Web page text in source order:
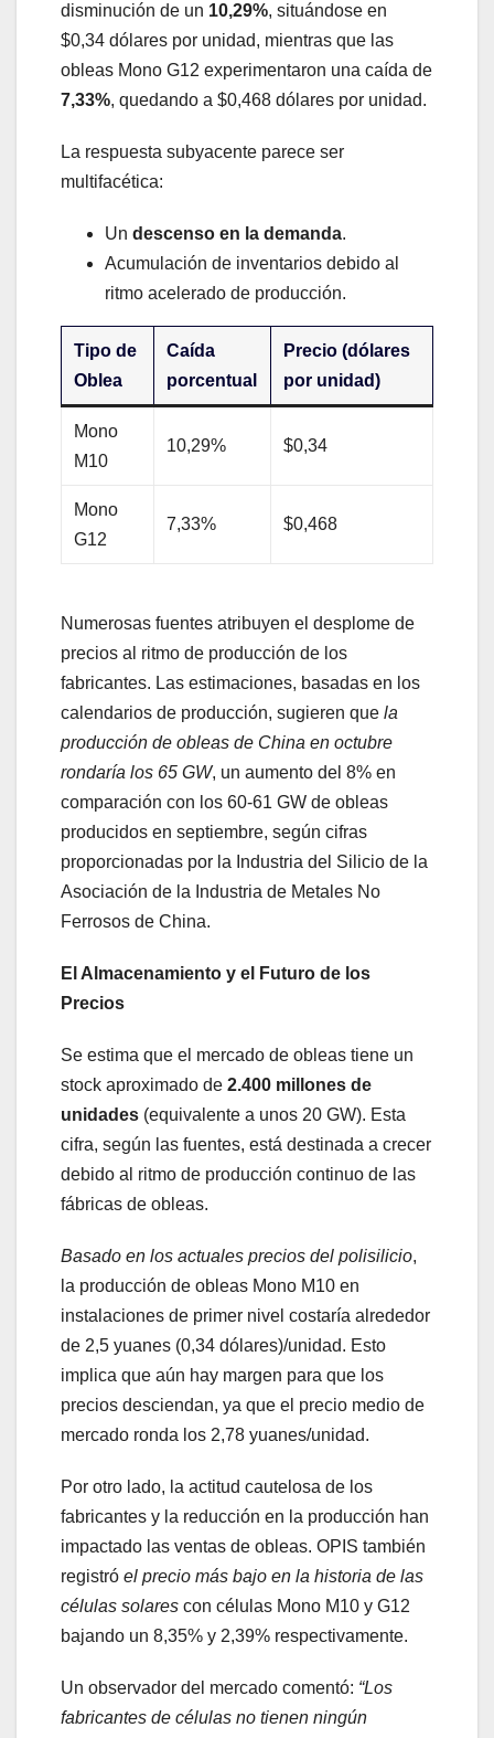
disminución de un 10,29%, situándose en
$0,34 dólares por unidad, mientras que las
obleas Mono G12 experimentaron una caída de
7,33%, quedando a $0,468 dólares por unidad.
La respuesta subyacente parece ser
multifacética:
Un descenso en la demanda.
Acumulación de inventarios debido al
ritmo acelerado de producción.
Tipo de
Oblea
Caída
porcentual
Precio (dólares
por unidad)
Mono
M10
10,29% $0,34
Mono
G12
7,33% $0,468
Numerosas fuentes atribuyen el desplome de
precios al ritmo de producción de los
fabricantes. Las estimaciones, basadas en los
calendarios de producción, sugieren que la
producción de obleas de China en octubre
rondaría los 65 GW, un aumento del 8% en
comparación con los 60-61 GW de obleas
producidos en septiembre, según cifras
proporcionadas por la Industria del Silicio de la
Asociación de la Industria de Metales No
Ferrosos de China.
El Almacenamiento y el Futuro de los
Precios
Se estima que el mercado de obleas tiene un
stock aproximado de 2.400 millones de
unidades (equivalente a unos 20 GW). Esta
cifra, según las fuentes, está destinada a crecer
debido al ritmo de producción continuo de las
fábricas de obleas.
Basado en los actuales precios del polisilicio,
la producción de obleas Mono M10 en
instalaciones de primer nivel costaría alrededor
de 2,5 yuanes (0,34 dólares)/unidad. Esto
implica que aún hay margen para que los
precios desciendan, ya que el precio medio de
mercado ronda los 2,78 yuanes/unidad.
Por otro lado, la actitud cautelosa de los
fabricantes y la reducción en la producción han
impactado las ventas de obleas. OPIS también
registró el precio más bajo en la historia de las
células solares con células Mono M10 y G12
bajando un 8,35% y 2,39% respectivamente.
Un observador del mercado comentó: “Los
fabricantes de células no tienen ningún